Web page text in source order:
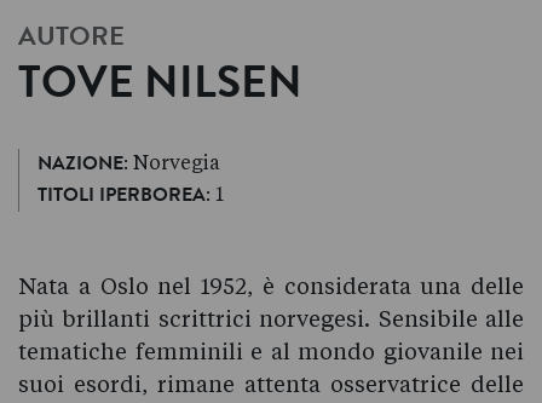
AUTORE
TOVE NILSEN
NAZIONE: Norvegia
TITOLI IPERBOREA: 1
Nata a Oslo nel 1952, è considerata una delle
più brillanti scrittrici norvegesi. Sensibile alle
tematiche femminili e al mondo giovanile nei
suoi esordi, rimane attenta osservatrice delle